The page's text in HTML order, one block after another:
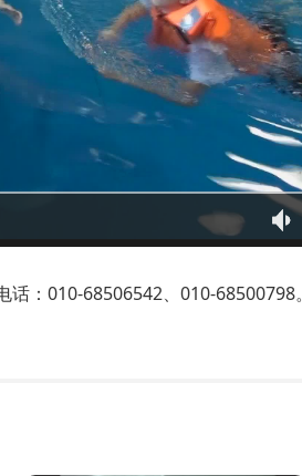
：010-68506542、010-68500798。